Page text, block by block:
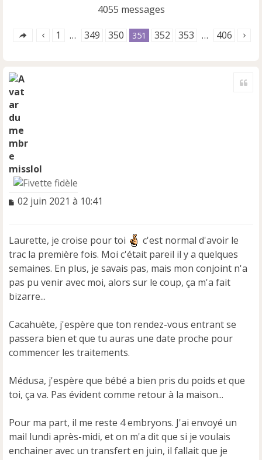
4055 messages
1 … 349 350 351 352 353 … 406
misslol
M
a
g
e
n
o
n
u
02 juin 2021 à 10:41
Laurette, je croise pour toi
c'est normal d'avoir le
trac la première fois. Moi c'était pareil il y a quelques
semaines. En plus, je savais pas, mais mon conjoint n'a
pas pu venir avec moi, alors sur le coup, ça m'a fait
bizarre...
Cacahuète, j'espère que ton rendez-vous entrant se
passera bien et que tu auras une date proche pour
commencer les traitements.
Médusa, j'espère que bébé a bien pris du poids et que
toi, ça va. Pas évident comme retour à la maison...
Pour ma part, il me reste 4 embryons. J'ai envoyé un
mail lundi après-midi, et on m'a dit que si je voulais
enchainer avec un transfert en juin, il fallait que je